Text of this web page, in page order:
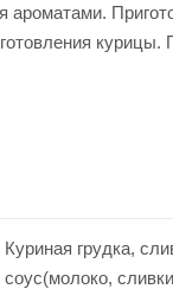
ароматами.
курицы.
Куриная грудка,
соус(молоко,